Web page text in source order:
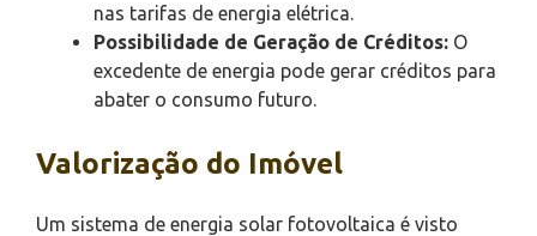
nas tarifas de energia elétrica.
Possibilidade de Geração de Créditos: O
excedente de energia pode gerar créditos para
abater o consumo futuro.
Valorização do Imóvel
Um sistema de energia solar fotovoltaica é visto